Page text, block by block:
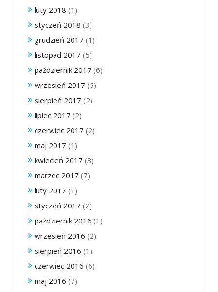
luty 2018 (1)
styczeń 2018 (3)
grudzień 2017 (1)
listopad 2017 (5)
październik 2017 (6)
wrzesień 2017 (5)
sierpień 2017 (2)
lipiec 2017 (2)
czerwiec 2017 (2)
maj 2017 (1)
kwiecień 2017 (3)
marzec 2017 (7)
luty 2017 (1)
styczeń 2017 (2)
październik 2016 (1)
wrzesień 2016 (2)
sierpień 2016 (1)
czerwiec 2016 (6)
maj 2016 (7)